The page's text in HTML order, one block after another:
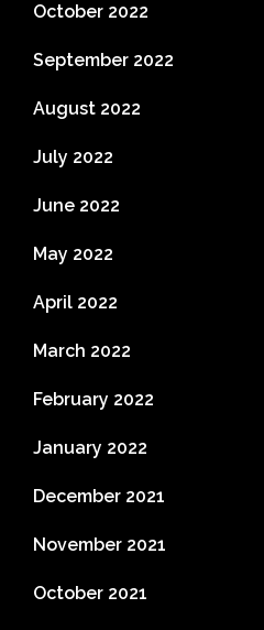
October 2022
September 2022
August 2022
July 2022
June 2022
May 2022
April 2022
March 2022
February 2022
January 2022
December 2021
November 2021
October 2021